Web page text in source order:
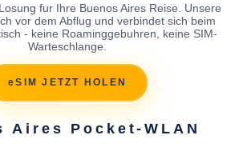
fur Ihre Buenos Aires Reise. Unsere
vor dem Abflug und verbindet sich beim
- keine Roaminggebuhren, keine SIM-
Warteschlange.
eSIM JETZT HOLEN
Aires Pocket-WLAN